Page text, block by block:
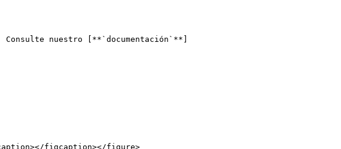
nuestro [**`documentación`**]
figcaption></figure>